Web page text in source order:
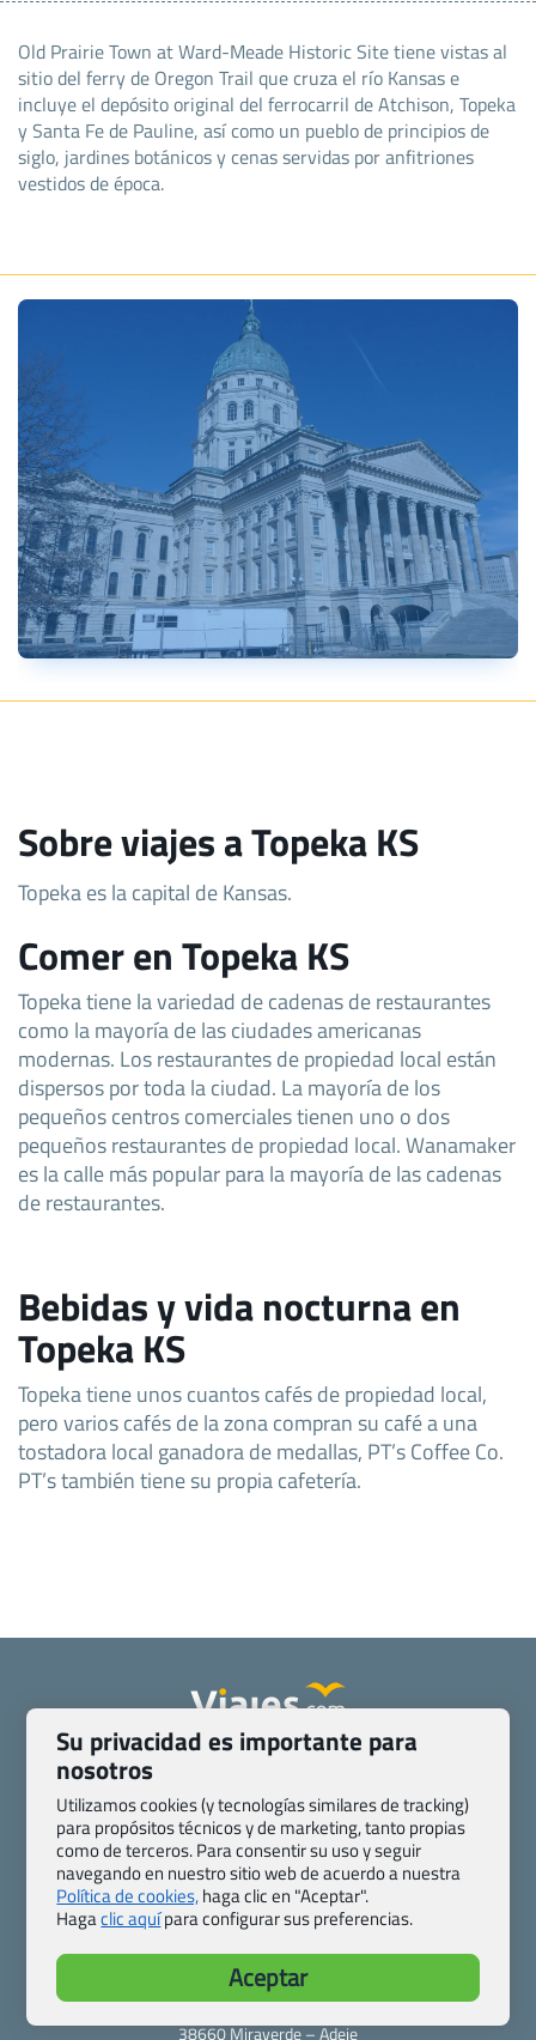
Old Prairie Town at Ward-Meade Historic Site tiene vistas al
sitio del ferry de Oregon Trail que cruza el río Kansas e
incluye el depósito original del ferrocarril de Atchison, Topeka
y Santa Fe de Pauline, así como un pueblo de principios de
siglo, jardines botánicos y cenas servidas por anfitriones
vestidos de época.
Sobre viajes a Topeka KS
Topeka es la capital de Kansas.
Comer en Topeka KS
Topeka tiene la variedad de cadenas de restaurantes
como la mayoría de las ciudades americanas
modernas. Los restaurantes de propiedad local están
dispersos por toda la ciudad. La mayoría de los
pequeños centros comerciales tienen uno o dos
pequeños restaurantes de propiedad local. Wanamaker
es la calle más popular para la mayoría de las cadenas
de restaurantes.
Bebidas y vida nocturna en
Topeka KS
Topeka tiene unos cuantos cafés de propiedad local,
pero varios cafés de la zona compran su café a una
tostadora local ganadora de medallas, PT’s Coffee Co.
PT’s también tiene su propia cafetería.
Quienes somos
Blog de Viajes.com
Registro de agencias
Preguntas frecuentes
Condiciones generales
Política de privacidad y cookies
Transparencia
Todas las páginas – sitemap
Viajes.com
Last Minute Express S.L.U.
c/ Drago, CC HLS, Local 13
38660 Miraverde – Adeje
Su privacidad es importante para
nosotros
Utilizamos cookies (y tecnologías similares de tracking)
para propósitos técnicos y de marketing, tanto propias
como de terceros. Para consentir su uso y seguir
navegando en nuestro sitio web de acuerdo a nuestra
Política de cookies,haga clic en "Aceptar".
Hagaclic aquípara configurar sus preferencias.
Aceptar